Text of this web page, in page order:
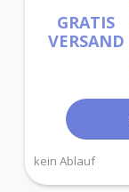
GRATIS
VERSAND
kein Ablauf